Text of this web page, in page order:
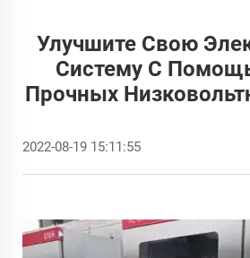
Улучшите Свою
Систему С
Прочных
2022-08-19 15:11:55